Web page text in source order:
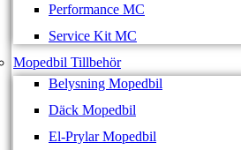
Performance MC
Service Kit MC
Mopedbil Tillbehör
Belysning Mopedbil
Däck Mopedbil
El-Prylar Mopedbil